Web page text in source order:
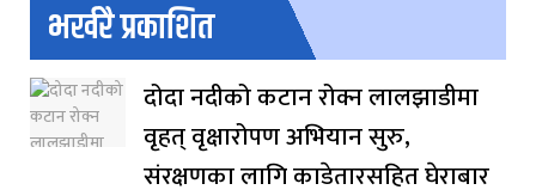
भर्खरै प्रकाशित
दोदा नदीको कटान रोक्न लालझाडीमा
वृहत् वृक्षारोपण अभियान सुरु,
संरक्षणका लागि काडेतारसहित घेराबार